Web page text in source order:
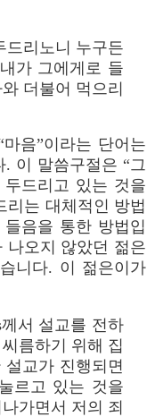
드리노니 누구든
가 그에게로 들
더불어 먹으리
음”이라는 단어는
이 말씀구절은 “그
드리고 있는 것을
리는 대체적인 방법
음을 통한 방법입
나오지 않았던 젊은
니다. 이 젊은이가
서 설교를 전하
름하기 위해 집
교가 진행되면
르고 있는 것을
가면서 저의 죄